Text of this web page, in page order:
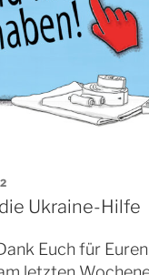
Ukraine-Hilfe
Euch für